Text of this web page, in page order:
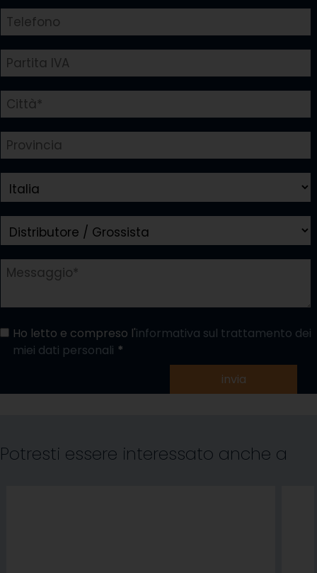
Ho letto e compreso l'informativa sul trattamento dei
miei dati personali
invia
Potresti essere interessato anche a